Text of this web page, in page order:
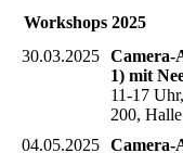
Workshops 2025
30.03.2025 Camera-
1) mit
11-17
200,
04.05.2025 Camera-